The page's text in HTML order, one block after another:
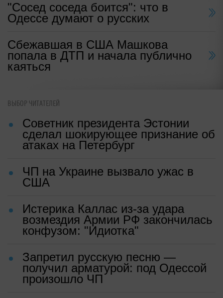
"Сосед соседа боится": что в
Одессе думают о русских
Сбежавшая в США Машкова
попала в ДТП и начала публично
каяться
ВЫБОР ЧИТАТЕЛЕЙ
Советник президента Эстонии
сделал шокирующее признание об
атаках на Петербург
ЧП на Украине вызвало ужас в
США
Истерика Каллас из-за удара
возмездия Армии РФ закончилась
конфузом: "Идиотка"
Запретил русскую песню —
получил арматурой: под Одессой
произошло ЧП